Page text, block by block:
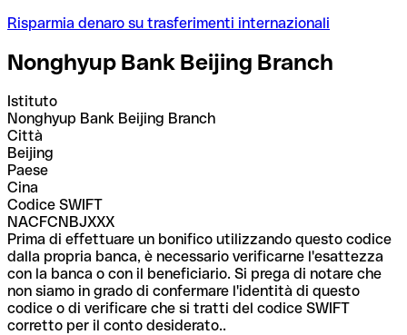
Risparmia denaro su trasferimenti internazionali
Nonghyup Bank Beijing Branch
Istituto
Nonghyup Bank Beijing Branch
Città
Beijing
Paese
Cina
Codice SWIFT
NACFCNBJXXX
Prima di effettuare un bonifico utilizzando questo codice
dalla propria banca, è necessario verificarne l'esattezza
con la banca o con il beneficiario. Si prega di notare che
non siamo in grado di confermare l'identità di questo
codice o di verificare che si tratti del codice SWIFT
corretto per il conto desiderato..